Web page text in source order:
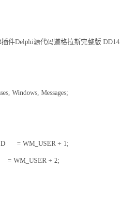
插件Delphi源代码道格拉斯完整版
Windows, Messages;
= WM_USER + 1;
WM_USER + 2;